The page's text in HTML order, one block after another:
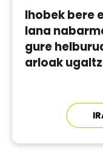
Ihobek bere
lana
gure
arloak